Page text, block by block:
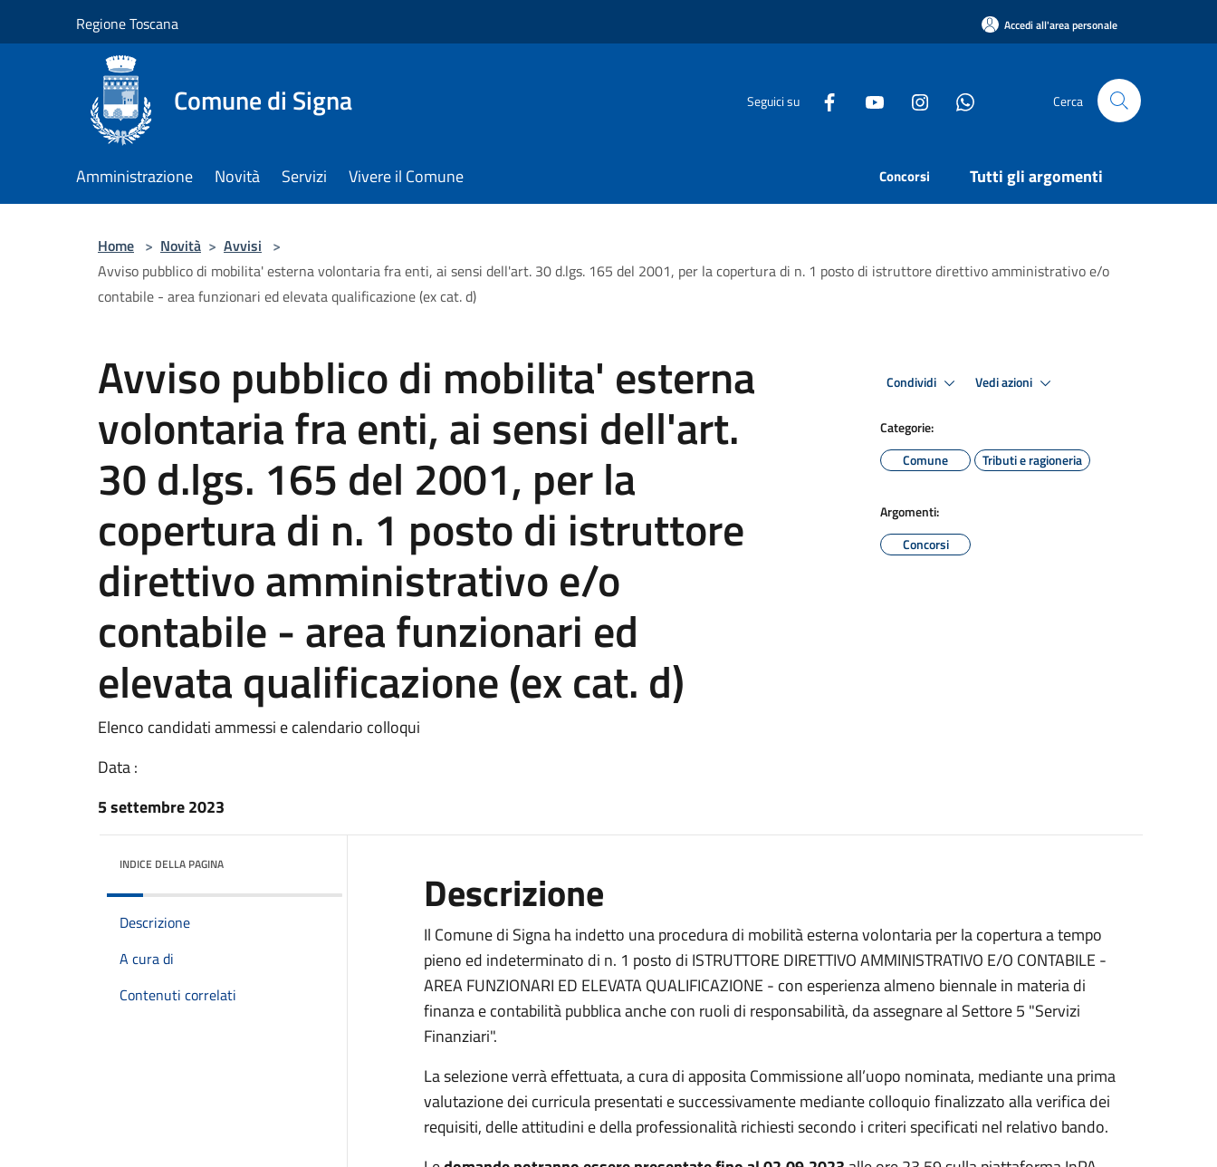
Regione Toscana Accedi all'area personale
Comune di Signa Seguici su Cerca
Amministrazione Novità Servizi Vivere il Comune Concorsi Tutti gli argomenti
Home > Novità > Avvisi >
Avviso pubblico di mobilita' esterna volontaria fra enti, ai sensi dell'art. 30 d.lgs. 165 del 2001, per la copertura di n. 1 posto di istruttore direttivo amministrativo e/o
contabile - area funzionari ed elevata qualificazione (ex cat. d)
Avviso pubblico di mobilita' esterna
volontaria fra enti, ai sensi dell'art.
30 d.lgs. 165 del 2001, per la
copertura di n. 1 posto di istruttore
direttivo amministrativo e/o
contabile - area funzionari ed
elevata qualificazione (ex cat. d)
Elenco candidati ammessi e calendario colloqui
Data :
5 settembre 2023
Condividi Vedi azioni
Categorie:
Comune
Tributi e ragioneria
Argomenti:
Concorsi
INDICE DELLA PAGINA
Descrizione
A cura di
Contenuti correlati
Descrizione
Il Comune di Signa ha indetto una procedura di mobilità esterna volontaria per la copertura a tempo
pieno ed indeterminato di n. 1 posto di ISTRUTTORE DIRETTIVO AMMINISTRATIVO E/O CONTABILE -
AREA FUNZIONARI ED ELEVATA QUALIFICAZIONE - con esperienza almeno biennale in materia di
finanza e contabilità pubblica anche con ruoli di responsabilità, da assegnare al Settore 5 "Servizi
Finanziari".
La selezione verrà effettuata, a cura di apposita Commissione all’uopo nominata, mediante una prima
valutazione dei curricula presentati e successivamente mediante colloquio finalizzato alla verifica dei
requisiti, delle attitudini e della professionalità richiesti secondo i criteri specificati nel relativo bando.